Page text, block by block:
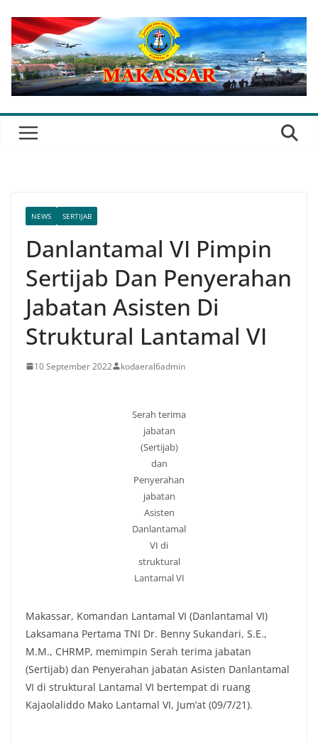
content
NEWS SERTIJAB
Danlantamal VI Pimpin
Sertijab Dan Penyerahan
Jabatan Asisten Di
Struktural Lantamal VI
10 September 2022 kodaeral6admin
Serah terima
jabatan
(Sertijab)
dan
Penyerahan
jabatan
Asisten
Danlantamal
VI di
struktural
Lantamal VI
Makassar, Komandan Lantamal VI (Danlantamal VI)
Laksamana Pertama TNI Dr. Benny Sukandari, S.E.,
M.M., CHRMP, memimpin Serah terima jabatan
(Sertijab) dan Penyerahan jabatan Asisten Danlantamal
VI di struktural Lantamal VI bertempat di ruang
Kajaolaliddo Mako Lantamal VI, Jum’at (09/7/21).